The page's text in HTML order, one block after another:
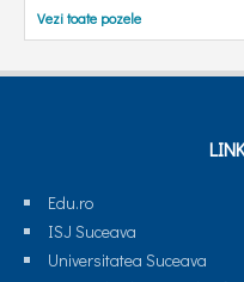
Vezi toate pozele
Edu.ro
ISJ Suceava
Universitatea Suceava